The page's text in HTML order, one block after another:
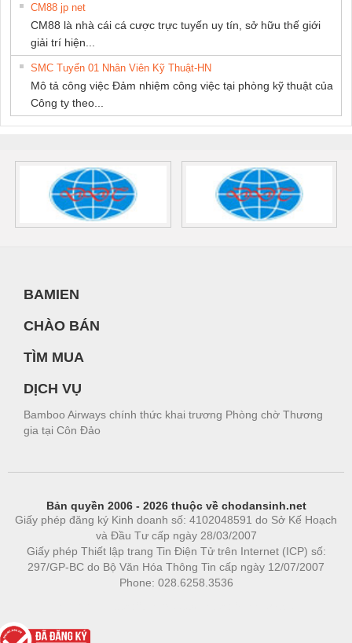
CM88 jp net
CM88 là nhà cái cá cược trực tuyến uy tín, sở hữu thế giới
giải trí hiện...
SMC Tuyển 01 Nhân Viên Kỹ Thuật-HN
Mô tả công việc Đảm nhiệm công việc tại phòng kỹ thuật của
Công ty theo...
BAMIEN
CHÀO BÁN
TÌM MUA
DỊCH VỤ
Bamboo Airways chính thức khai trương Phòng chờ Thương
gia tại Côn Đảo
Bản quyền 2006 - 2026 thuộc về chodansinh.net
Giấy phép đăng ký Kinh doanh số: 4102048591 do Sở Kế Hoạch
và Đầu Tư cấp ngày 28/03/2007
Giấy phép Thiết lập trang Tin Điện Tử trên Internet (ICP) số:
297/GP-BC do Bộ Văn Hóa Thông Tin cấp ngày 12/07/2007
Phone: 028.6258.3536